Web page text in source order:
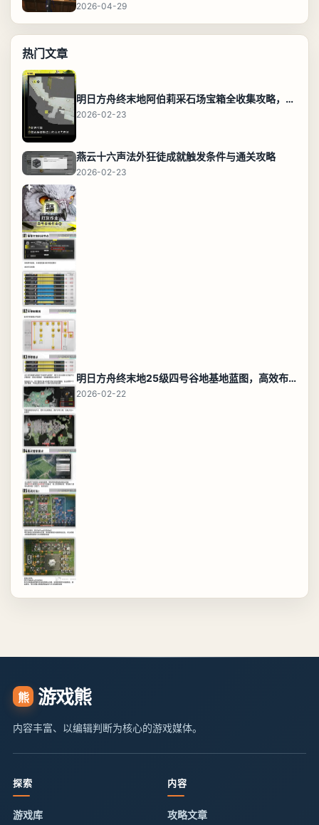
2026-04-29
热门文章
明日方舟终末地阿伯莉采石场宝箱全收集攻略，全点位分布图与路线
2026-02-23
燕云十六声法外狂徒成就触发条件与通关攻略
2026-02-23
明日方舟终末地25级四号谷地基地蓝图，高效布局规划
2026-02-22
熊 游戏熊
内容丰富、以编辑判断为核心的游戏媒体。
探索
游戏库
内容
攻略文章